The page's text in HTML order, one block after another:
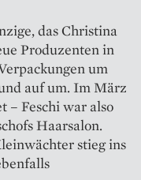
das Christina
Produzenten in
um
auf um. Im März
– Feschi war also
Haarsalon.
stieg ins